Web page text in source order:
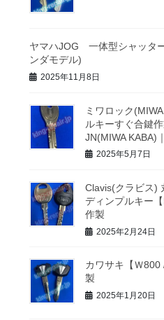
ヤマハJOG 一体型シャッタ
ンダモデル)
2025年11月8日
ミワロック
ルキーすぐ合鍵
JN(MIWA KABA)
2025年5月7日
Clavis(クラビス)
ディンプルキー
作製
2025年2月24日
カワサキ【Ｗ
製
2025年1月20日